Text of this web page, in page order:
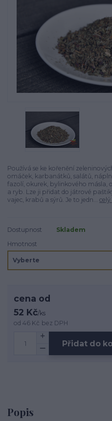
Používá se ke kořenění
omáček, karbanátků, salátů,
fazolí, okurek, bylinkového másla,
a ryb. Lze ji přidat do játrové
vajec, krabů a sýrů. Je to jedn...
Dostupnost
Skladem
Hmotnost
cena od
52 Kč/ks
od46 Kč bez DPH
Přidat do
Popis